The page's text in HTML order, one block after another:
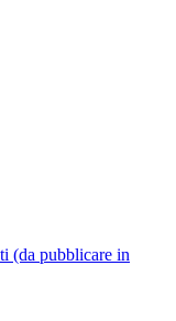
(da pubblicare in